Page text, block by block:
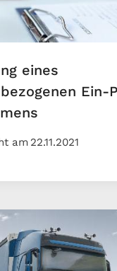
eines
Ein-
am 22.11.2021